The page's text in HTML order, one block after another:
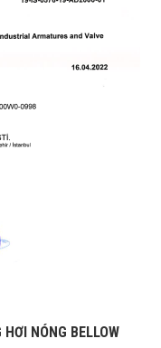
NÓNG BELLOW